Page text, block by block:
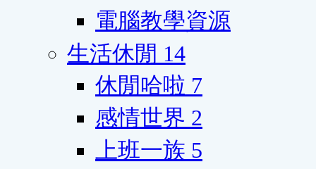
電腦教學資源
生活休閒 14
休閒哈啦 7
感情世界 2
上班一族 5